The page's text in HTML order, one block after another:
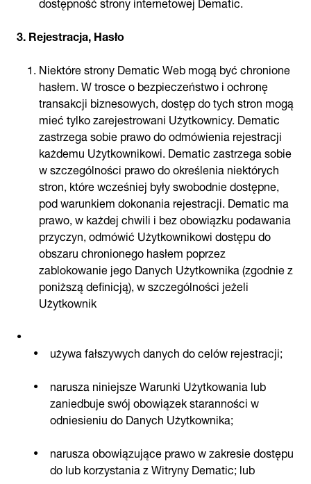
3. Rejestracja, Hasło
Niektóre strony Dematic Web mogą być chronione
hasłem. W trosce o bezpieczeństwo i ochronę
transakcji biznesowych, dostęp do tych stron mogą
mieć tylko zarejestrowani Użytkownicy. Dematic
zastrzega sobie prawo do odmówienia rejestracji
każdemu Użytkownikowi. Dematic zastrzega sobie
w szczególności prawo do określenia niektórych
stron, które wcześniej były swobodnie dostępne,
pod warunkiem dokonania rejestracji. Dematic ma
prawo, w każdej chwili i bez obowiązku podawania
przyczyn, odmówić Użytkownikowi dostępu do
obszaru chronionego hasłem poprzez
zablokowanie jego Danych Użytkownika (zgodnie z
poniższą definicją), w szczególności jeżeli
Użytkownik
używa fałszywych danych do celów rejestracji;
narusza niniejsze Warunki Użytkowania lub
zaniedbuje swój obowiązek staranności w
odniesieniu do Danych Użytkownika;
narusza obowiązujące prawo w zakresie dostępu
do lub korzystania z Witryny Dematic; lub